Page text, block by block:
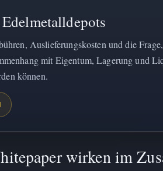
Auslieferungskosten und die
mit Eigentum, Lagerung und
können.
wirken im